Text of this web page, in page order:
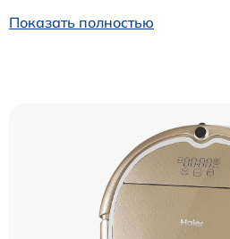
Показать полностью